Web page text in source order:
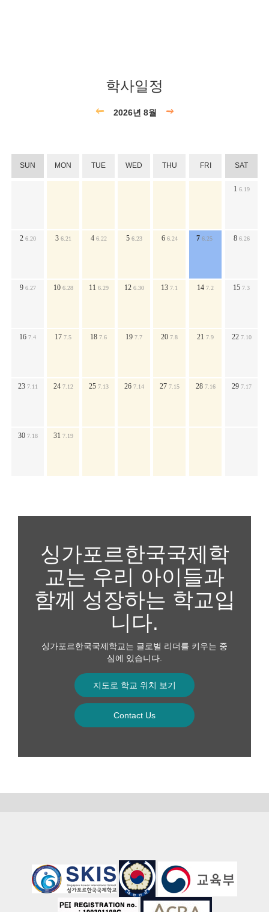
학사일정
2026년 8월
SUN MON TUE WED THU FRI SAT
1 6.19
2 6.20 3 6.21 4 6.22 5 6.23 6 6.24 7 6.25 8 6.26
9 6.27 10 6.28 11 6.29 12 6.30 13 7.1 14 7.2 15 7.3
16 7.4 17 7.5 18 7.6 19 7.7 20 7.8 21 7.9 22 7.10
23 7.11 24 7.12 25 7.13 26 7.14 27 7.15 28 7.16 29 7.17
30 7.18 31 7.19
싱가포르한국국제학
교는 우리 아이들과
함께 성장하는 학교입
니다.
싱가포르한국국제학교는 글로벌 리더를 키우는 중
심에 있습니다.
지도로 학교 위치 보기
Contact Us